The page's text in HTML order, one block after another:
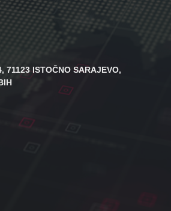
71123 ISTOČNO SARAJEVO,